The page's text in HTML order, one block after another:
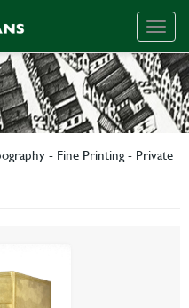
- Fine Printing - Private